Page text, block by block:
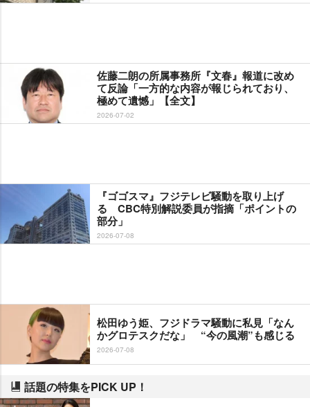
佐藤二朗の所属事務所『文春』報道に改め
て反論「一方的な内容が報じられており、
極めて遺憾」【全文】
2026-07-02
『ゴゴスマ』フジテレビ騒動を取り上げ
る CBC特別解説委員が指摘「ポイントの
部分」
2026-07-08
松田ゆう姫、フジドラマ騒動に私見「なん
かグロテスクだな」 “今の風潮”も感じる
2026-07-08
話題の特集をPICK UP！